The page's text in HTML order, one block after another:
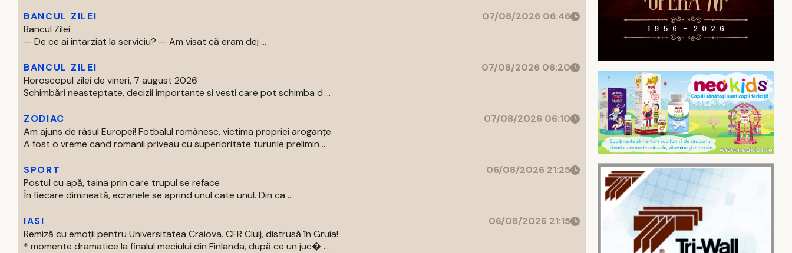
BANCUL ZILEI
07/08/2026 06:46
Bancul Zilei
— De ce ai intarziat la serviciu? — Am visat că eram dej ...
BANCUL ZILEI
07/08/2026 06:20
Horoscopul zilei de vineri, 7 august 2026
Schimbări neasteptate, decizii importante si vesti care pot schimba d ...
ZODIAC
07/08/2026 06:10
Am ajuns de râsul Europei! Fotbalul românesc, victima propriei aroganțe
A fost o vreme cand romanii priveau cu superioritate tururile prelimin ...
SPORT
06/08/2026 21:25
Postul cu apă, taina prin care trupul se reface
În fiecare dimineată, ecranele se aprind unul cate unul. Din ca ...
IASI
06/08/2026 21:15
Remiză cu emoții pentru Universitatea Craiova. CFR Cluij, distrusă în Gruia!
* momente dramatice la finalul meciului din Finlanda, după ce un juc� ...